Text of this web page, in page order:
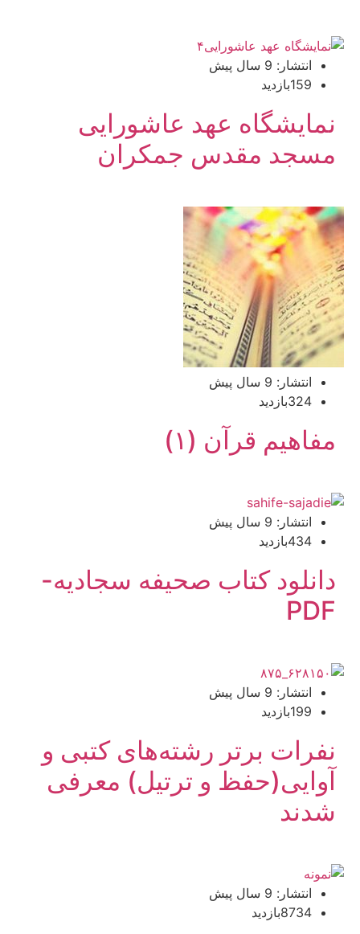
انتشار: 9 سال پیش
159بازدید
نمایشگاه عهد عاشورایی
مسجد مقدس جمکران
انتشار: 9 سال پیش
324بازدید
مفاهیم قرآن (۱)
انتشار: 9 سال پیش
434بازدید
دانلود کتاب صحیفه سجادیه-
PDF
انتشار: 9 سال پیش
199بازدید
نفرات برتر رشته‌های کتبی و
آوایی(حفظ و ترتیل) معرفی
شدند
انتشار: 9 سال پیش
8734بازدید